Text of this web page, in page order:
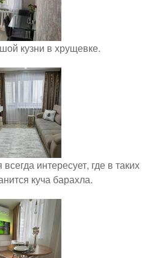
кузни в хрущевке.
интересует, где в таких
куча барахла.